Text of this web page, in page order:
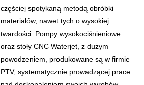
częściej spotykaną metodą obróbki
materiałów, nawet tych o wysokiej
twardości. Pompy wysokociśnieniowe
oraz stoły CNC Waterjet, z dużym
powodzeniem, produkowane są w firmie
PTV, systematycznie prowadzącej prace